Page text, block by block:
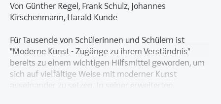
Von Günther Regel, Frank Schulz, Johannes
Kirschenmann, Harald Kunde
Für Tausende von Schülerinnen und Schülern ist
"Moderne Kunst - Zugänge zu ihrem Verständnis"
bereits zu einem wichtigen Hilfsmittel geworden, um
sich auf vielfältige Weise mit moderner Kunst
auseinander zu setzen. In seiner erweiterten